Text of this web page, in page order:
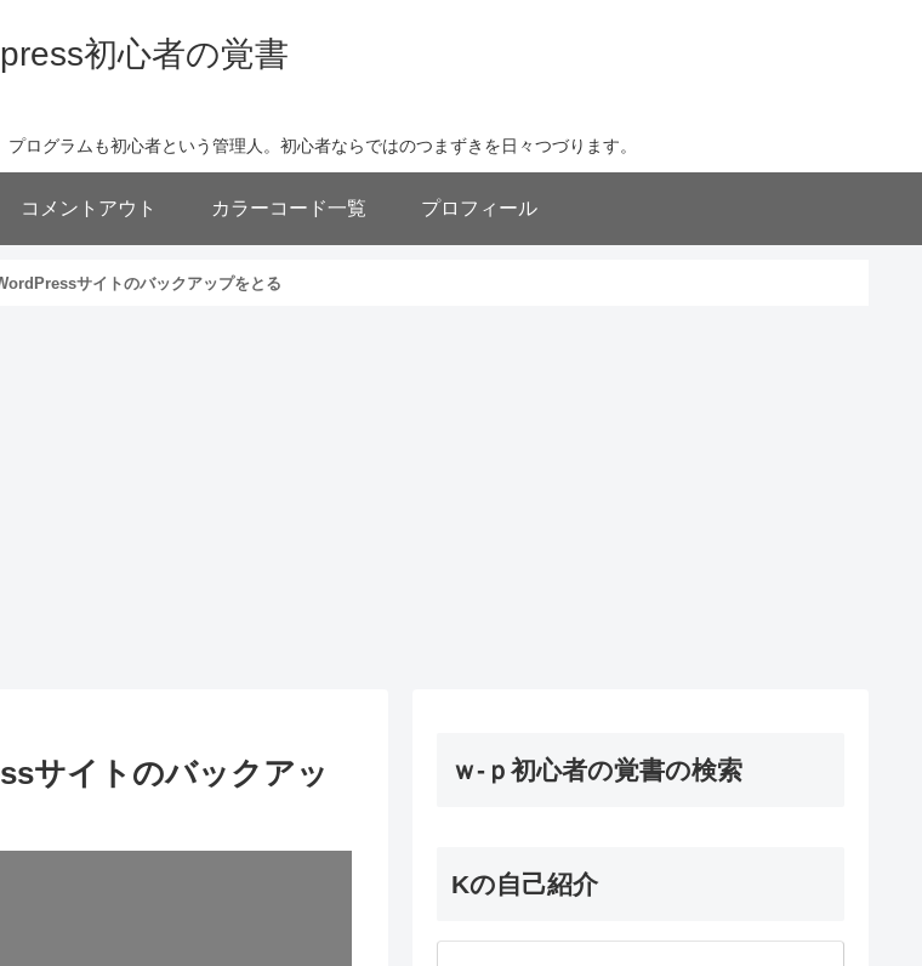
初心者の覚書
ログラムも初心者という管理人。初心者ならではのつまずきを日々つづります。
コメントアウト カラーコード一覧 プロフィール
サイトのバックアップをとる
サイトのバックアッ
ｗ-ｐ初心者の覚書の検索
Kの自己紹介